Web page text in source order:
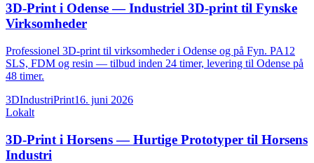
3D-Print i Odense — Industriel 3D-print til Fynske
Virksomheder
Professionel 3D-print til virksomheder i Odense og på Fyn. PA12
SLS, FDM og resin — tilbud inden 24 timer, levering til Odense på
48 timer.
3DIndustriPrint16. juni 2026
Lokalt
3D-Print i Horsens — Hurtige Prototyper til Horsens
Industri